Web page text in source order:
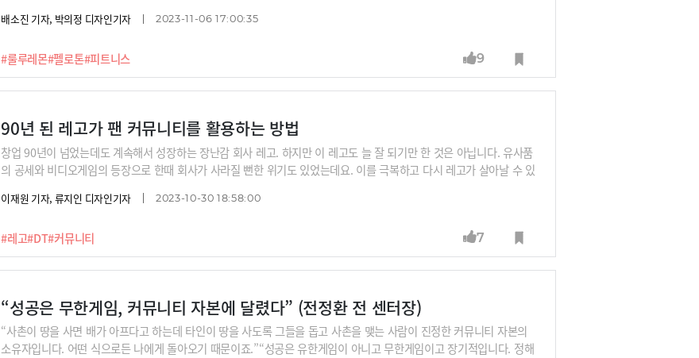
#룰루레몬#펠로톤#피트니스
을까요? 서로 영역을 침범하다 생긴 앓던 이를 다시 상대를 이용해서 빼겠다는 것입니다. 상대를 이용해 나이키와 대적
배소진 기자, 박의정 디자인기자 2023-11-06 17:00:35
9
90년 된 레고가 팬 커뮤니티를 활용하는 방법
#레고#DT#커뮤니티
창업 90년이 넘었는데도 계속해서 성장하는 장난감 회사 레고. 하지만 이 레고도 늘 잘 되기만 한 것은 아닙니다. 유사품
의 공세와 비디오게임의 등장으로 한때 회사가 사라질 뻔한 위기도 있었는데요. 이를 극복하고 다시 레고가 살아날 수 있
이 팬들이 오히려 나서서 레고의 혁신을 이끌어주는 선순환 구조가 이어지고 있습니다. 레고의 강력한 커뮤니티 전략에
이재원 기자, 류지인 디자인기자 2023-10-30 18:58:00
7
“성공은 무한게임, 커뮤니티 자본에 달렸다” (전정환 전 센터장)
“사촌이 땅을 사면 배가 아프다고 하는데 타인이 땅을 사도록 그들을 돕고 사촌을 맺는 사람이 진정한 커뮤니티 자본의
소유자입니다. 어떤 식으로든 나에게 돌아오기 때문이죠.”“성공은 유한게임이 아니고 무한게임이고 장기적입니다. 정해